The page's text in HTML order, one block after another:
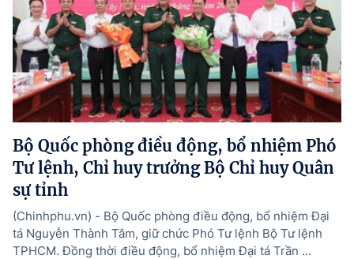
Bộ Quốc phòng điều động, bổ nhiệm Phó
Tư lệnh, Chỉ huy trưởng Bộ Chỉ huy Quân
sự tỉnh
(Chinhphu.vn) - Bộ Quốc phòng điều động, bổ nhiệm Đại
tá Nguyễn Thành Tâm, giữ chức Phó Tư lệnh Bộ Tư lệnh
TPHCM. Đồng thời điều động, bổ nhiệm Đại tá Trần ...